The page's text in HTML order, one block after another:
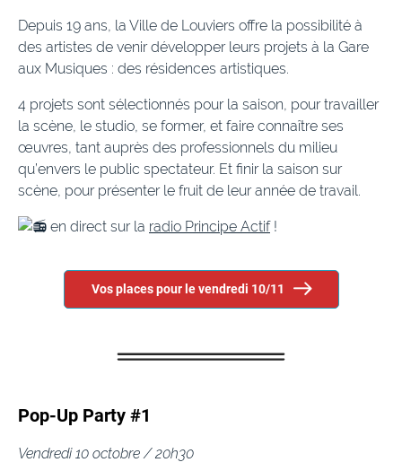
Depuis 19 ans, la Ville de Louviers offre la possibilité à
des artistes de venir développer leurs projets à la Gare
aux Musiques : des résidences artistiques.
4 projets sont sélectionnés pour la saison, pour travailler
la scène, le studio, se former, et faire connaître ses
œuvres, tant auprès des professionnels du milieu
qu’envers le public spectateur. Et finir la saison sur
scène, pour présenter le fruit de leur année de travail.
en direct sur la radio Principe Actif!
Vos places pour le vendredi 10/11
Pop-Up Party #1
Vendredi 10 octobre / 20h30